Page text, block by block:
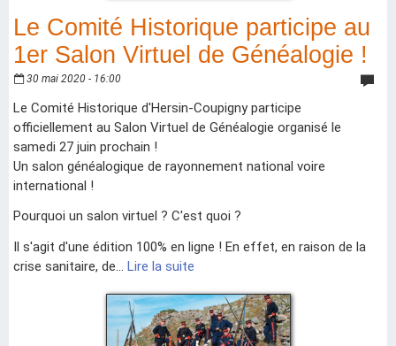
Le Comité Historique participe au
1er Salon Virtuel de Généalogie !
30 mai 2020 - 16:00
Le Comité Historique d'Hersin-Coupigny participe
officiellement au Salon Virtuel de Généalogie organisé le
samedi 27 juin prochain !
Un salon généalogique de rayonnement national voire
international !
Pourquoi un salon virtuel ? C'est quoi ?
Il s'agit d'une édition 100% en ligne ! En effet, en raison de la
crise sanitaire, de... Lire la suite